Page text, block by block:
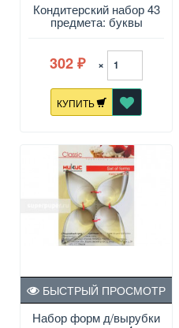
Кондитерский набор 43
предмета: буквы
кириллица - 32 штуки;
цифры - 10 штук; штамп
для букв, для
марципановой массы и
теста, пластик, в
блистере
302 ₽ ×
КУПИТЬ
Набор форм д/вырубки
БЫСТРЫЙ ПРОСМОТР